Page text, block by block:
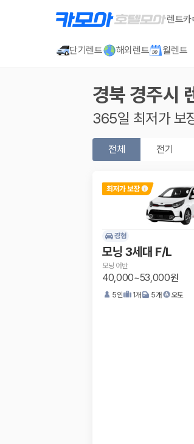
렌트카
단기렌트 해외렌트 월렌트
경북 경주시
365일 최저가 보
전체 전기
경형
모닝 3세대 F/L
모닝 어반
40,000~53,000원
5인 1개 5개 오토